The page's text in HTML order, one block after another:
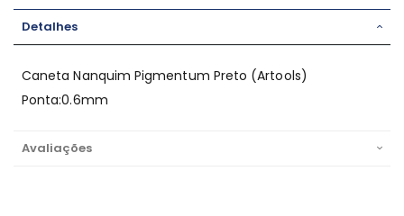
Detalhes
Caneta Nanquim Pigmentum Preto (Artools)
Ponta:0.6mm
Avaliações